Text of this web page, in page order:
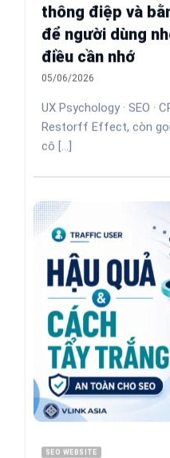
thông điệp và
để người dùng
điều cần nhớ
05/06/2026
UX Psychology · SEO ·
Restorff Effect, còn
cô [...]
SEO WEBSITE